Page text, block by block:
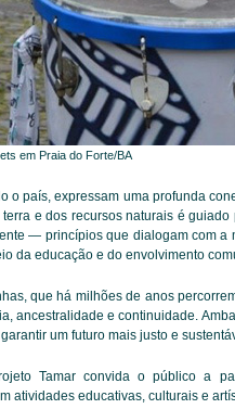
em Praia do Forte/BA
o país, expressam uma profunda
e dos recursos naturais é
— princípios que dialogam com a
da educação e do envolvimento
que há milhões de anos
ancestralidade e continuidade.
um futuro mais justo e
Tamar convida o público a
atividades educativas, culturais e